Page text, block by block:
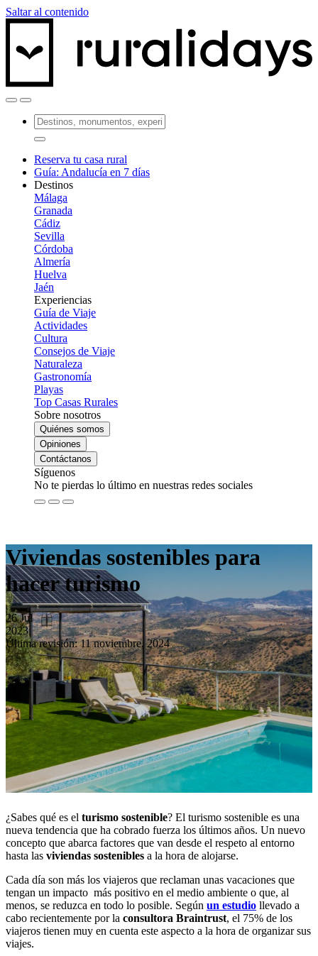
Saltar al contenido
Reserva tu casa rural
Guía: Andalucía en 7 días
Destinos
Málaga
Granada
Cádiz
Sevilla
Córdoba
Almería
Huelva
Jaén
Experiencias
Guía de Viaje
Actividades
Cultura
Consejos de Viaje
Naturaleza
Gastronomía
Playas
Top Casas Rurales
Sobre nosotros
Quiénes somos
Opiniones
Contáctanos
Síguenos
No te pierdas lo último en nuestras redes sociales
Viviendas sostenibles para
hacer turismo
26 Jul
2023
Última revisión: 11 noviembre, 2024
¿Sabes qué es el turismo sostenible? El turismo sostenible es una
nueva tendencia que ha cobrado fuerza los últimos años. Un nuevo
concepto que abarca factores que van desde el respeto al entorno
hasta las viviendas sostenibles a la hora de alojarse.
Cada día son más los viajeros que reclaman unas vacaciones que
tengan un impacto más positivo en el medio ambiente o que, al
menos, se reduzca en todo lo posible. Según un estudio llevado a
cabo recientemente por la consultora Braintrust, el 75% de los
viajeros tienen muy en cuenta este aspecto a la hora de organizar sus
viajes.